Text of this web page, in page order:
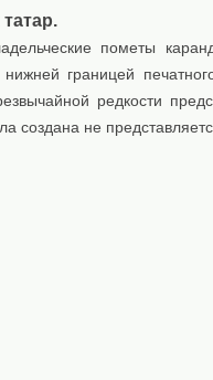
пометы
границей
редкости
создана не